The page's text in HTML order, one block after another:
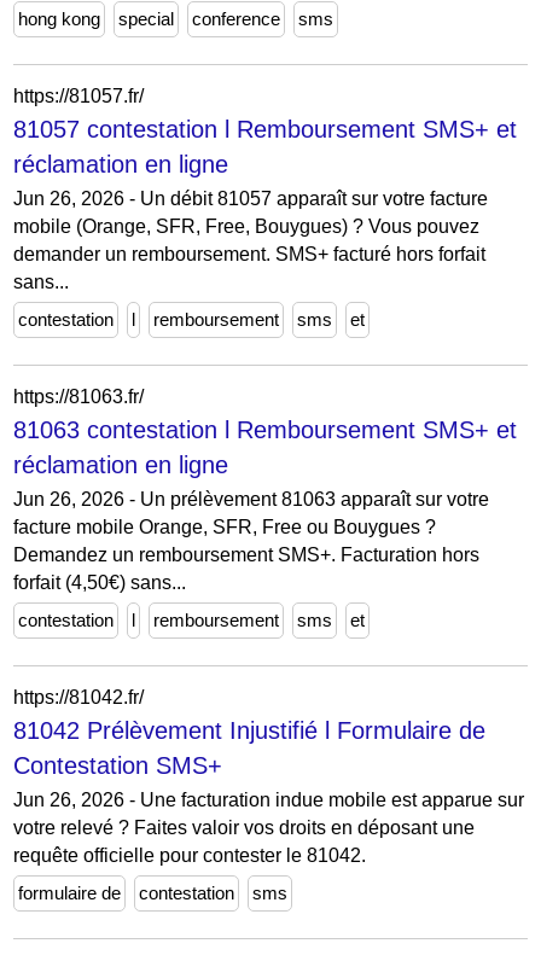
hong kong special conference sms
https://81057.fr/
81057 contestation l Remboursement SMS+ et
réclamation en ligne
Jun 26, 2026 - Un débit 81057 apparaît sur votre facture
mobile (Orange, SFR, Free, Bouygues) ? Vous pouvez
demander un remboursement. SMS+ facturé hors forfait
sans...
contestation
l remboursement sms et
https://81063.fr/
81063 contestation l Remboursement SMS+ et
réclamation en ligne
Jun 26, 2026 - Un prélèvement 81063 apparaît sur votre
facture mobile Orange, SFR, Free ou Bouygues ?
Demandez un remboursement SMS+. Facturation hors
forfait (4,50€) sans...
contestation
l remboursement sms et
https://81042.fr/
81042 Prélèvement Injustifié l Formulaire de
Contestation SMS+
Jun 26, 2026 - Une facturation indue mobile est apparue sur
votre relevé ? Faites valoir vos droits en déposant une
requête officielle pour contester le 81042.
formulaire de
contestation sms